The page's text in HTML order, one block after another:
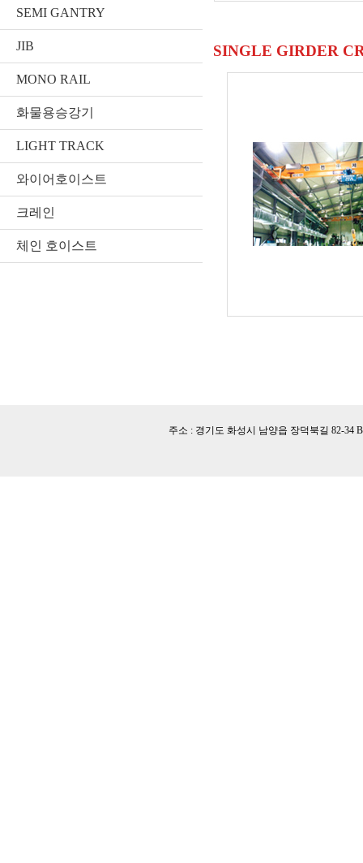
SEMI GANTRY
JIB
MONO RAIL
화물용승강기
LIGHT TRACK
와이어호이스트
크레인
체인 호이스트
SINGLE GIRDER
주소 : 경기도 화성시 남양읍 장덕북길 82-